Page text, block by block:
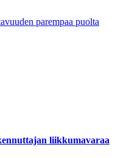
parempaa puolta
liikkumavaraa